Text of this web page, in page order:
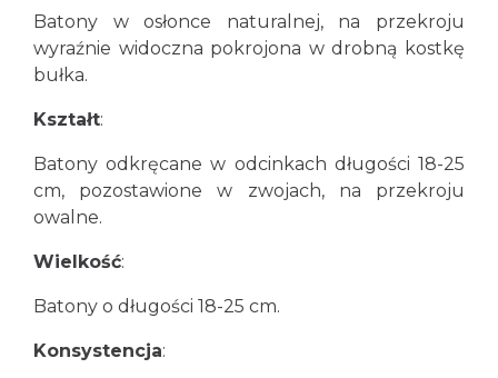
Batony w osłonce naturalnej, na przekroju
wyraźnie widoczna pokrojona w drobną kostkę
bułka.
Kształt:
Batony odkręcane w odcinkach długości 18-25
cm, pozostawione w zwojach, na przekroju
owalne.
Wielkość:
Batony o długości 18-25 cm.
Konsystencja: